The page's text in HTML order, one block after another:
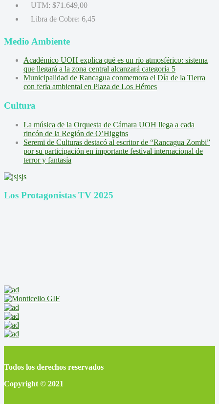
UTM: $71.649,00
Libra de Cobre: 6,45
Medio Ambiente
Académico UOH explica qué es un río atmosférico: sistema
que llegará a la zona central alcanzará categoría 5
Municipalidad de Rancagua conmemora el Día de la Tierra
con feria ambiental en Plaza de Los Héroes
Cultura
La música de la Orquesta de Cámara UOH llega a cada
rincón de la Región de O’Higgins
Seremi de Culturas destacó al escritor de “Rancagua Zombi”
por su participación en importante festival internacional de
terror y fantasía
Los Protagonistas TV 2025
Todos los derechos reservados
Copyright © 2021